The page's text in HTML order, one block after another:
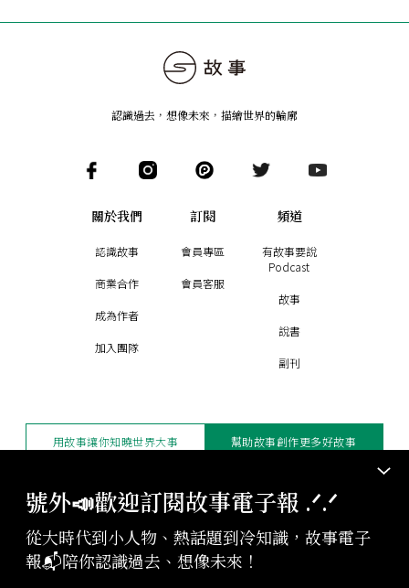
號外📣歡迎訂閱故事電子報 .ᐟ‪‪.ᐟ
從大時代到小人物、熱話題到冷知識，故事電子
報📬陪你認識過去、想像未來！
認識過去，想像未來 ， 描繪世界的輪廓
關於我們
認識故事
商業合作
成為作者
加入團隊
訂閱
會員專區
會員客服
頻道
有故事要說
Podcast
故事
說書
副刊
版權聲明與轉載規範
授權與合作：contact@storystudio.tw
用故事讓你知曉世界大事 幫助故事創作更多好故事